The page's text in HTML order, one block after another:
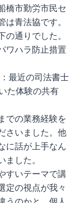
橋市勤労市民セ
青法協です。
通りでした。
ワハラ防止措置
最近の司法書士
た体験の共有
での業務経験を
さいました。他
に話が上手なん
した。
すいテーマで講
定の視点が我々